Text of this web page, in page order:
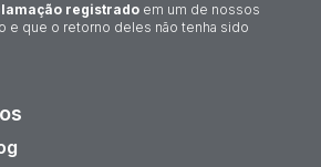
registrado em um de nossos
e que o retorno deles não tenha sido